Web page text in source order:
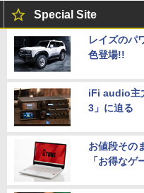
Special Site
レイズのパ
色登場!!
iFi audio主
3」に迫る
お値段その
「お得なゲ